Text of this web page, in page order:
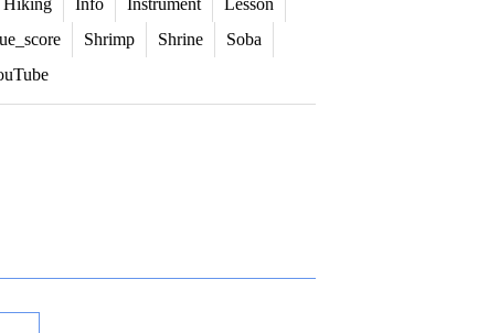
Hiking Info Instrument
Lesson
Shrimp Shrine
Soba